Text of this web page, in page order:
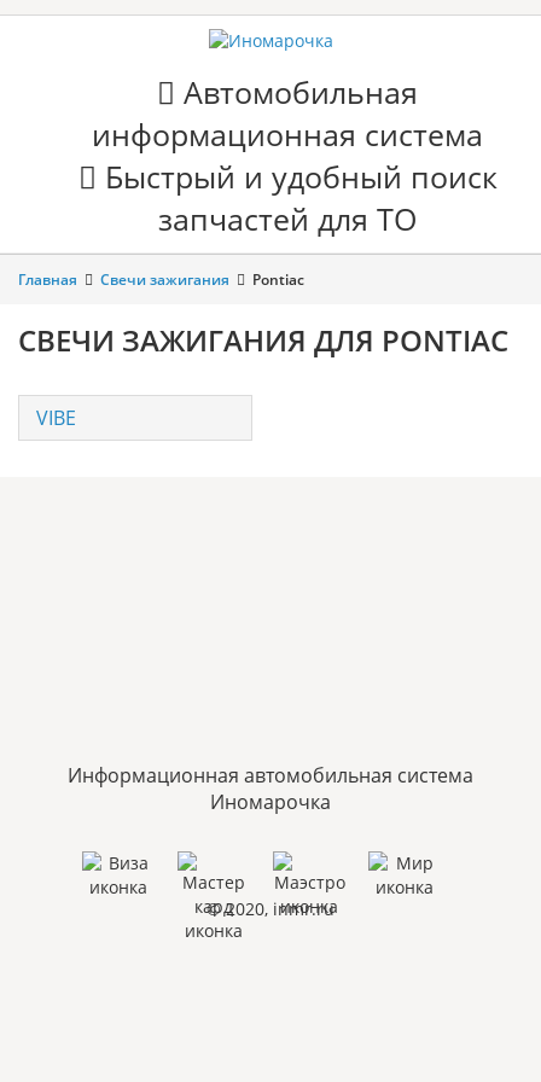
Автомобильная
информационная система
Быстрый и удобный поиск
запчастей для ТО
Главная Свечи зажигания Pontiac
СВЕЧИ ЗАЖИГАНИЯ ДЛЯ PONTIAC
VIBE
Информационная автомобильная система
Иномарочка
© 2020, inmr.ru